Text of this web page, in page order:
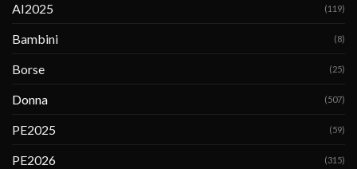
AI2025 (119)
Bambini (8)
Borse (25)
Donna (507)
PE2025 (59)
PE2026 (315)